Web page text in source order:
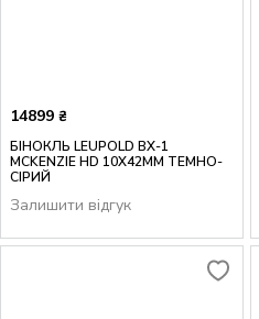
14899 ₴
БІНОКЛЬ LEUPOLD BX-1
MCKENZIE HD 10X42MM ТЕМНО-
СІРИЙ
Залишити відгук